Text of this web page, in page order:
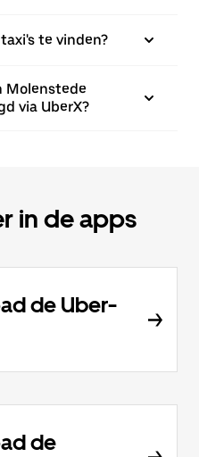
te vinden?
Molenstede
via UberX?
in de apps
de Uber-
de